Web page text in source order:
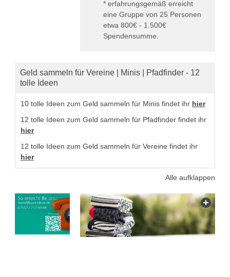
* erfahrungsgemäß erreicht
eine Gruppe von 25 Personen
etwa 800€ - 1.500€
Spendensumme.
Geld sammeln für Vereine | Minis | Pfadfinder - 12
tolle Ideen
10 tolle Ideen zum Geld sammeln für Minis findet ihr hier
12 tolle Ideen zum Geld sammeln für Pfadfinder findet ihr
hier
12 tolle Ideen zum Geld sammeln für Vereine findet ihr
hier
Alle aufklappen